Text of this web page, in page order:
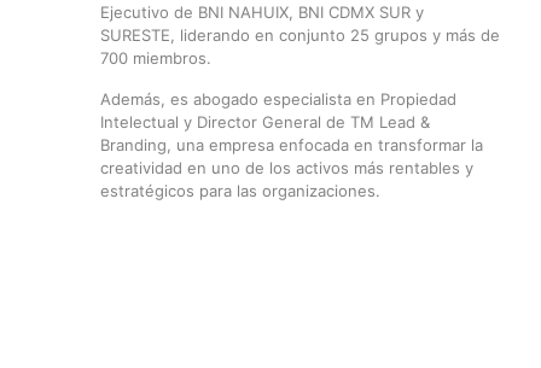
Ejecutivo de BNI NAHUIX, BNI CDMX SUR y
SURESTE, liderando en conjunto 25 grupos y más de
700 miembros.
Además, es abogado especialista en Propiedad
Intelectual y Director General de TM Lead &
Branding, una empresa enfocada en transformar la
creatividad en uno de los activos más rentables y
estratégicos para las organizaciones.